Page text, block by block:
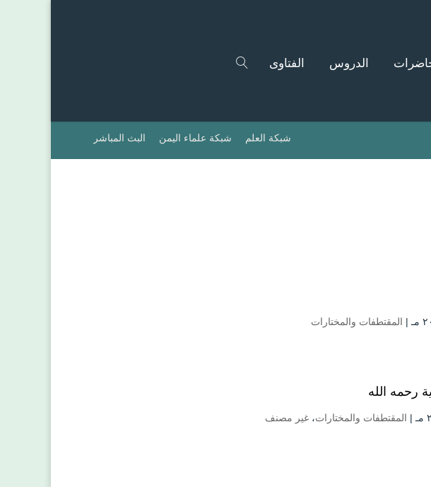
الدروس الفتاوى
شبكة العلم شبكة علماء اليمن البث المباشر
المقتطفات والمختارات
رحمه الله
المقتطفات والمختارات، غير مصنف